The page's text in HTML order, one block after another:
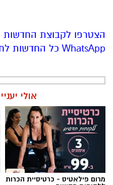
הצטרפו לקבוצת
WhatsApp כל החדשות לחצו כאן
אולי
מרום פילאטיס - כרטיסיית הכרות